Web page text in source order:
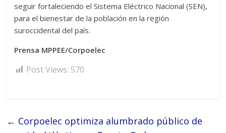
seguir fortaleciendo el Sistema Eléctrico Nacional (SEN),
para el bienestar de la población en la región
suroccidental del país.
Prensa MPPEE/Corpoelec
Post Views: 570
← Corpoelec optimiza alumbrado público de